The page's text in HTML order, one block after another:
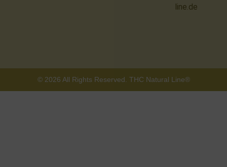
line.de
© 2026 All Rights Reserved. THC Natural Line®